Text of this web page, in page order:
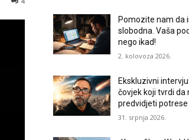
Pomozite nam da
slobodna. Vaša
nego ikad!
2. kolovoza 2026.
Ekskluzivni
čovjek koji tvrdi da
predvidjeti potrese
31. srpnja 2026.